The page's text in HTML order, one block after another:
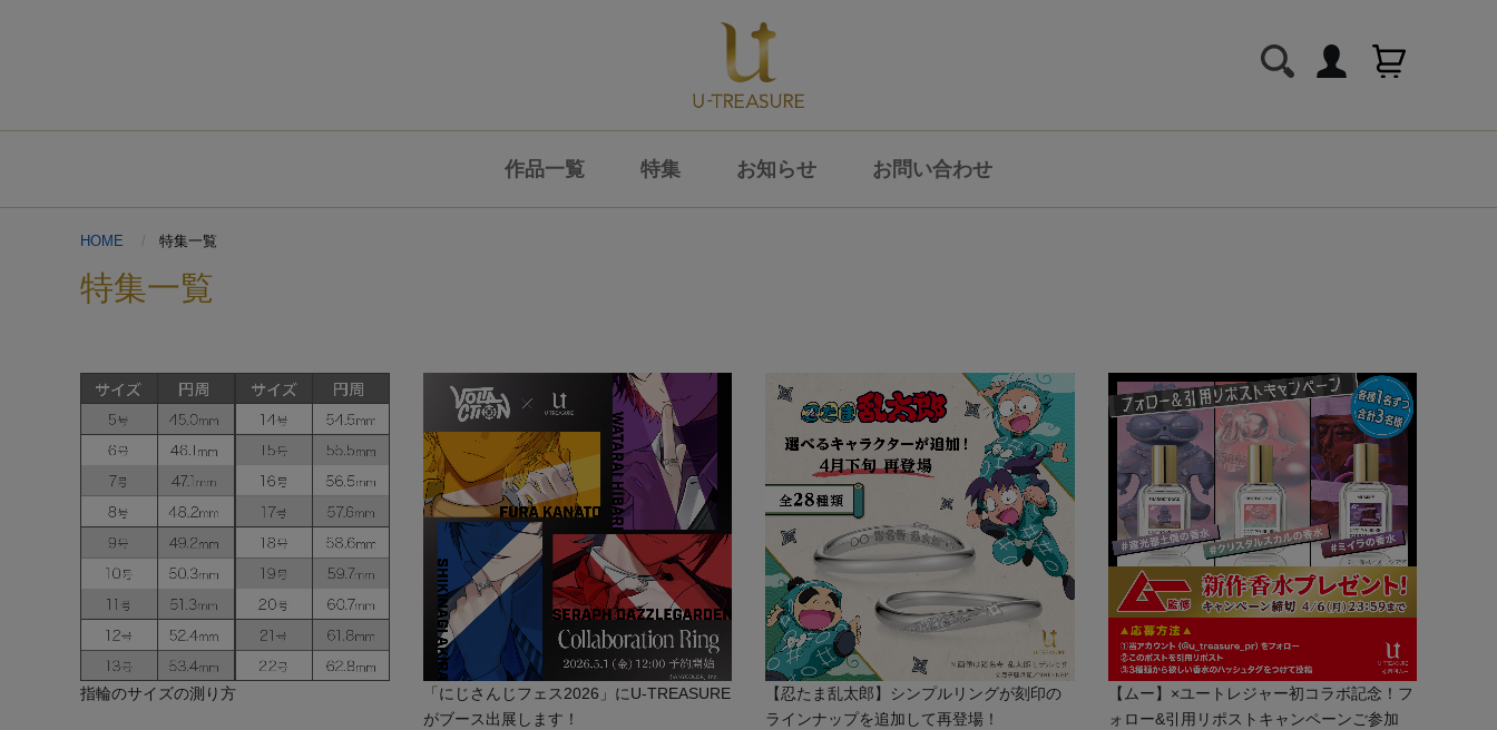
作品一覧 特集 お知らせ お問い合わせ
HOME 特集一覧
特集一覧
指輪のサイズの測り方
「にじさんじフェス2026」にU-TREASURE
がブース出展します！
【忍たま乱太郎】シンプルリングが刻印の
ラインナップを追加して再登場！
【ムー】×ユートレジャー初コラボ記念！フ
ォロー&引用リポストキャンペーンご参加